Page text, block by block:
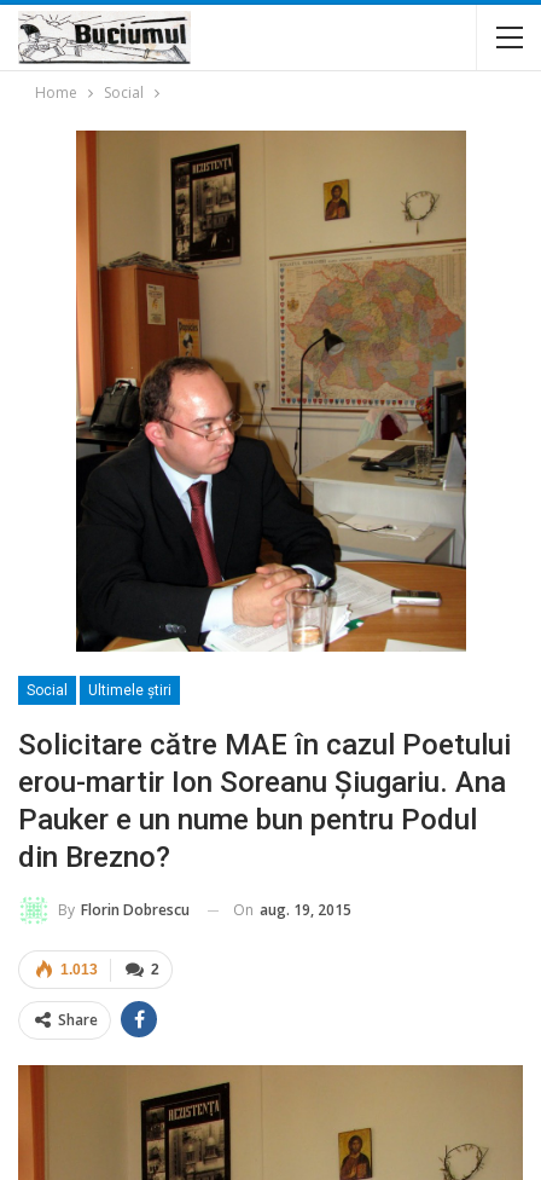
Home Social
Social Ultimele ştiri
Solicitare către MAE în cazul Poetului
erou-martir Ion Soreanu Şiugariu. Ana
Pauker e un nume bun pentru Podul
din Brezno?
By Florin Dobrescu On aug. 19, 2015
2
1.013
Share